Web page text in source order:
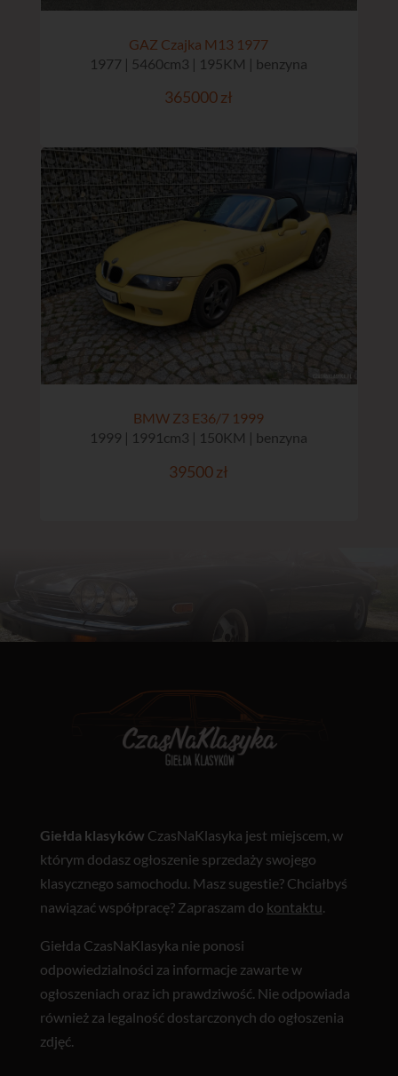
GAZ Czajka M13 1977
1977 | 5460cm3 | 195KM | benzyna
365000 zł
BMW Z3 E36/7 1999
1999 | 1991cm3 | 150KM | benzyna
39500 zł
Giełda klasyków CzasNaKlasyka jest miejscem, w
którym dodasz ogłoszenie sprzedaży swojego
klasycznego samochodu. Masz sugestie? Chciałbyś
nawiązać współpracę? Zapraszam do kontaktu.
Giełda CzasNaKlasyka nie ponosi
odpowiedzialności za informacje zawarte w
ogłoszeniach oraz ich prawdziwość. Nie odpowiada
również za legalność dostarczonych do ogłoszenia
zdjęć.